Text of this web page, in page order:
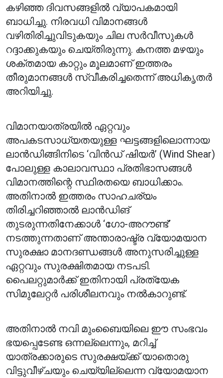
കഴിഞ്ഞ ദിവസങ്ങളിൽ വ്യാപകമായി
ബാധിച്ചു. നിരവധി വിമാനങ്ങൾ
വഴിതിരിച്ചുവിടുകയും ചില സർവീസുകൾ
റദ്ദാക്കുകയും ചെയ്തിരുന്നു. കനത്ത മഴയും
ശക്തമായ കാറ്റും മൂലമാണ് ഇത്തരം
തീരുമാനങ്ങൾ സ്വീകരിച്ചതെന്ന് അധികൃതർ
അറിയിച്ചു.
വിമാനയാത്രയിൽ ഏറ്റവും
അപകടസാധ്യതയുള്ള ഘട്ടങ്ങളിലൊന്നായ
ലാൻഡിങ്ങിനിടെ ‘വിൻഡ് ഷിയർ’ (Wind Shear)
പോലുള്ള കാലാവസ്ഥാ പ്രതിഭാസങ്ങൾ
വിമാനത്തിന്റെ സ്ഥിരതയെ ബാധിക്കാം.
അതിനാൽ ഇത്തരം സാഹചര്യം
തിരിച്ചറിഞ്ഞാൽ ലാൻഡിങ്
തുടരുന്നതിനേക്കാൾ ‘ഗോ-അറൗണ്ട്’
നടത്തുന്നതാണ് അന്താരാഷ്ട്ര വ്യോമയാന
സുരക്ഷാ മാനദണ്ഡങ്ങൾ അനുസരിച്ചുള്ള
ഏറ്റവും സുരക്ഷിതമായ നടപടി.
പൈലറ്റുമാർക്ക് ഇതിനായി പ്രത്യേക
സിമുലേറ്റർ പരിശീലനവും നൽകാറുണ്ട്.
അതിനാൽ നവി മുംബൈയിലെ ഈ സംഭവം
ഭയപ്പെടേണ്ട ഒന്നല്ലെന്നും, മറിച്ച്
യാത്രക്കാരുടെ സുരക്ഷയ്ക്ക് യാതൊരു
വിട്ടുവീഴ്ചയും ചെയ്യില്ലെന്ന വ്യോമയാന